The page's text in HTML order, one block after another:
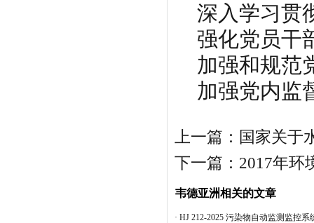
深入学习贯
强化党员干
加强和规范
加强党内监
上一篇： 国家关于
下一篇： 2017年环
韦德亚洲相关的文章
· HJ 212-2025 污染物自动监测监控